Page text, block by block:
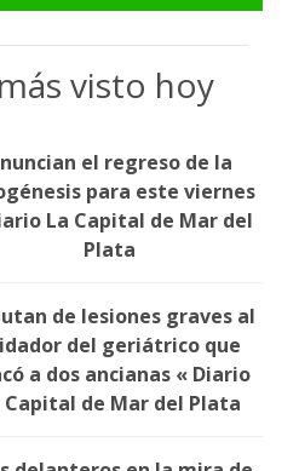
visto hoy
el regreso de la
para este viernes
La Capital de Mar del
Plata
de lesiones graves al
del geriátrico que
a dos ancianas « Diario
Capital de Mar del Plata